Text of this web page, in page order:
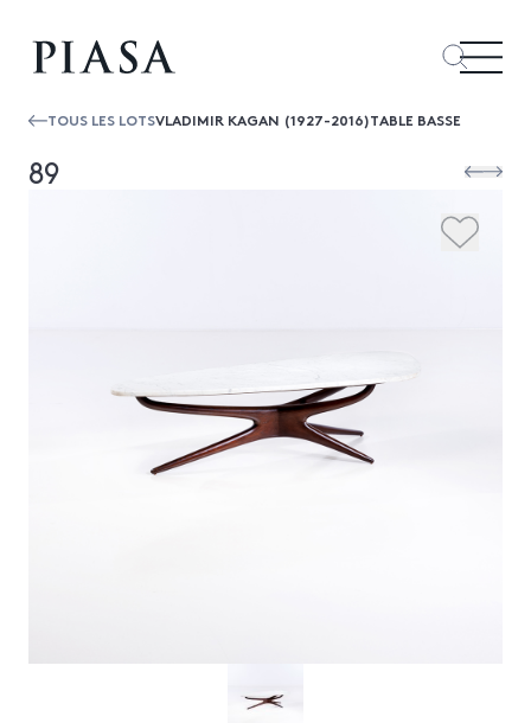
TOUS LES LOTSVLADIMIR KAGAN (1927-2016)TABLE BASSE
89